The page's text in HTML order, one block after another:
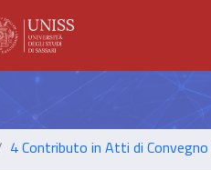
4 Contributo in Atti di Convegno